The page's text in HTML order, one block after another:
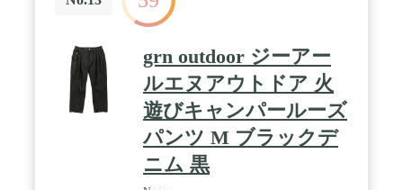
grn outdoor ジーアー
ルエヌアウトドア 火
遊びキャンパールーズ
パンツ M ブラックデ
ニム 黒